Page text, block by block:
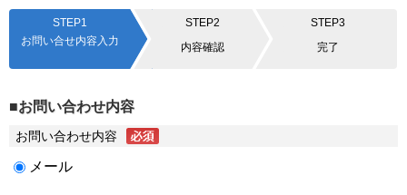
STEP1
お問い合せ内容入力
STEP2
内容確認
STEP3
完了
■お問い合わせ内容
お問い合わせ内容
メール